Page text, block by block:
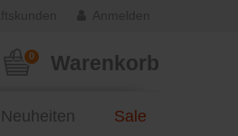
Warenkorb
0
Neuheiten Sale